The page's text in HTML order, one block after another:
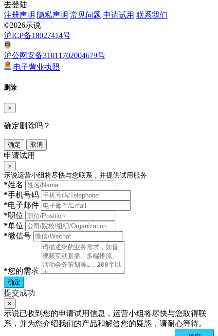
去登陆
注册声明 隐私声明 常见问题 申请试用 联系我们
©2026示说
沪ICP备18027414号
沪公网安备31011702004679号
电子营业执照
删除
×
确定删除吗？
确定 取消
申请试用
×
示说运营小组将尽快与您联系，并提供试用服务
*姓名
*手机号码
*电子邮件
*职位
*单位
*微信号
*您的需求
确定
提交成功
×
示说已收到您的申请试用信息，运营小组将尽快与您取得联
系，并为您介绍我们的产品和解答您的疑惑，请耐心等待。